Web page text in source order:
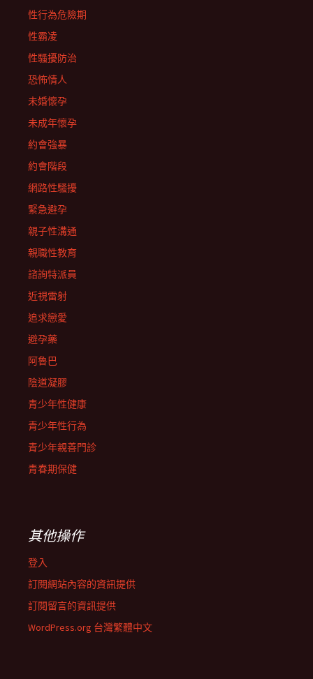
性行為危險期
性霸凌
性騷擾防治
恐怖情人
未婚懷孕
未成年懷孕
約會強暴
約會階段
網路性騷擾
緊急避孕
親子性溝通
親職性教育
諮詢特派員
近視雷射
追求戀愛
避孕藥
阿魯巴
陰道凝膠
青少年性健康
青少年性行為
青少年親善門診
青春期保健
其他操作
登入
訂閱網站內容的資訊提供
訂閱留言的資訊提供
WordPress.org 台灣繁體中文